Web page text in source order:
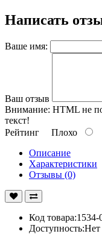
Написать
Ваше имя:
Ваш отзыв
Внимание: HTML не
текст!
Рейтинг Плохо
Описание
Характеристики
Отзывы (0)
Код товара:1534-